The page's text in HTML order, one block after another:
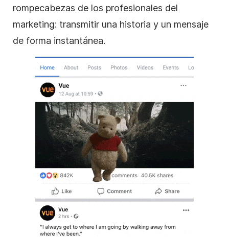
rompecabezas de los profesionales del
marketing: transmitir una historia y un mensaje
de forma instantánea.